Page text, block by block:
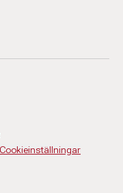
Cookieinställningar